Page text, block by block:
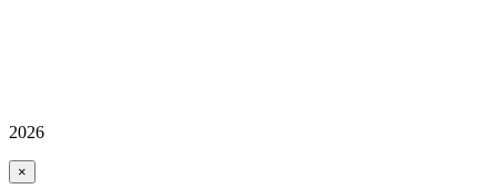
2026
×